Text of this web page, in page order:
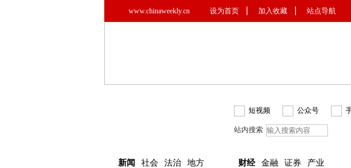
www.chinaweekly.cn 设为首页 加入收藏 站点导航
短视频 公众号
站内搜索
新闻 社会 法治
地方
财经 金融 证券
产业